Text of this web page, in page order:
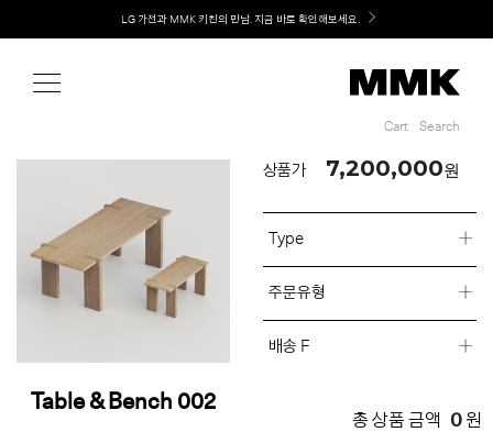
LG 가전과 MMK 키친의 만남. 지금 바로 확인해보세요.
Cart Search
Table & Bench 002
상품가 7,200,000원
Type
주문유형
배송 F
총 상품 금액 0 원